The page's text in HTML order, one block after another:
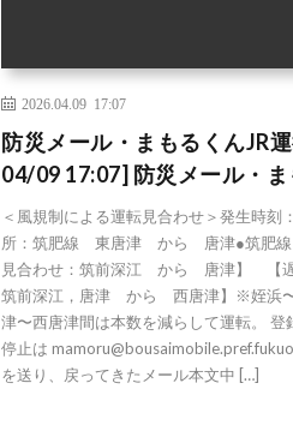
2026.04.09 17:07
防災メール・まもるくんJR
04/09 17:07] 防災メール・
＜風規制による運転見合わせ＞発生時刻
所：筑肥線 東唐津 から 唐津●筑肥
見合わせ：筑前深江 から 唐津】 【
筑前深江，唐津 から 西唐津】※姪浜
津〜西唐津間は本数を減らして運転。 登
停止は
を送り、戻ってきたメール本文中 […]